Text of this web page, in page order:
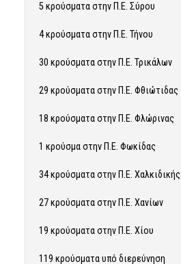
5 κρούσματα στην Π.Ε. Σύρου
4 κρούσματα στην Π.Ε. Τήνου
30 κρούσματα στην Π.Ε. Τρικάλων
29 κρούσματα στην Π.Ε. Φθιώτιδας
18 κρούσματα στην Π.Ε. Φλώρινας
1 κρούσμα στην Π.Ε. Φωκίδας
34 κρούσματα στην Π.Ε. Χαλκιδικής
27 κρούσματα στην Π.Ε. Χανίων
19 κρούσματα στην Π.Ε. Χίου
119 κρούσματα υπό διερεύνηση